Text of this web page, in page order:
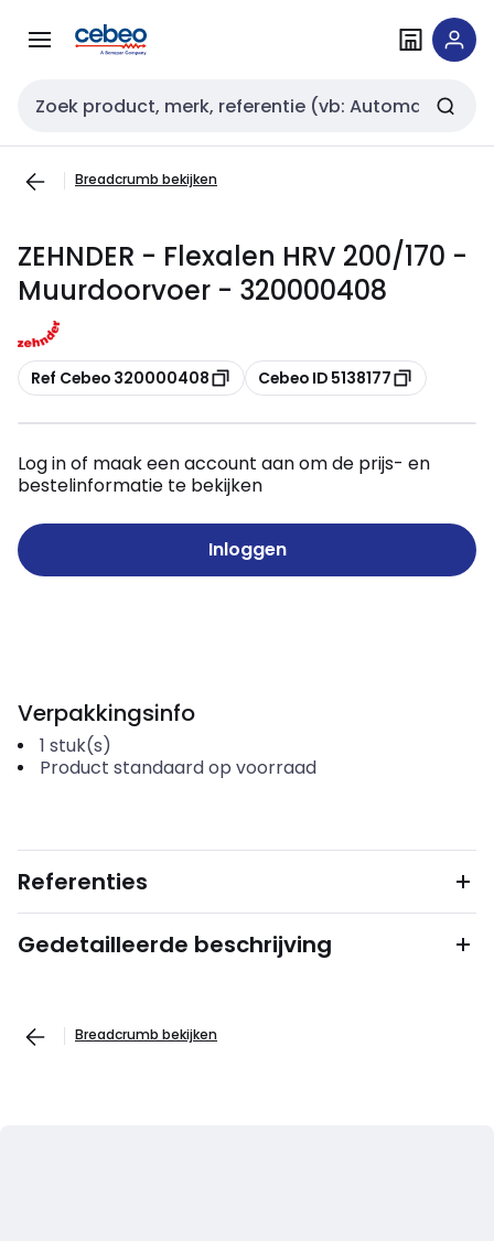
naar
naar
Zoekveld invoer
Breadcrumb bekijken
ZEHNDER - Flexalen HRV 200/170 -
Muurdoorvoer - 320000408
Kopiëren
Ref Cebeo 320000408 Kopiëren
Cebeo ID 5138177
Log in of maak een account aan om de prijs- en
bestelinformatie te bekijken
Inloggen
Verpakkingsinfo
1 stuk(s)
Product standaard op voorraad
Referenties
Gedetailleerde beschrijving
Breadcrumb bekijken